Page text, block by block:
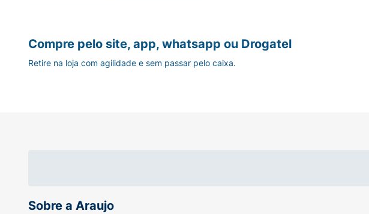
Sobre a Araujo
Compre pelo site, app, whatsapp ou Drogatel
Retire na loja com agilidade e sem passar pelo caixa.